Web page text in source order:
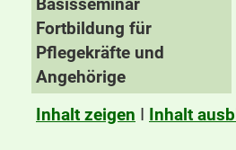
Basisseminar
Fortbildung für
Pflegekräfte und
Angehörige
Inhalt zeigen I Inhalt